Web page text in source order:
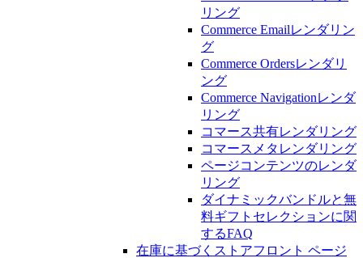
リング
Commerce Emailレンダリン
グ
Commerce Ordersレンダリ
ング
Commerce Navigationレンダ
リング
コマース共有レンダリング
コマースメタレンダリング
ページコンテンツのレンダ
リング
ダイナミックバンドルと無
料ギフトセレクションに関
するFAQ
在庫に基づくストアフロント ページ